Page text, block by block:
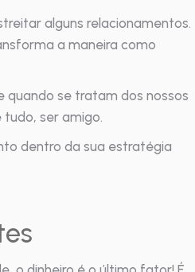
alguns relacionamentos.
a maneira como
quando se tratam dos nossos
ser amigo.
dentro da sua estratégia